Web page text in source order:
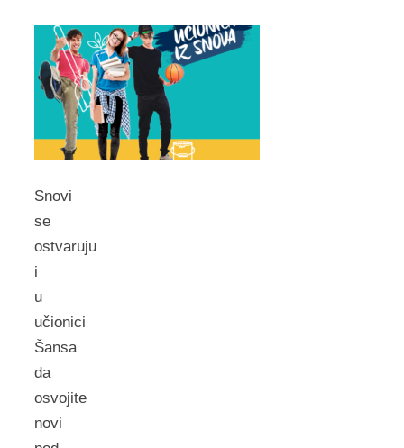
Snovi
se
ostvaruju
i
u
učionici
Šansa
da
osvojite
novi